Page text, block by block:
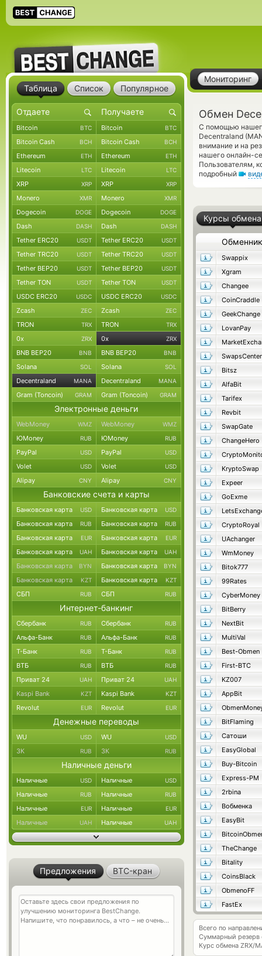
Мониторинг
Обмен
С помощью
Decentraland
внимание и на
нашего онлайн-
Пользователям,
подробный
Курсы обмена
Обменник
Swappix
Xgram
Changee
CoinCraddle
GeekChange
LovanPay
SwapsCenter
Bitsz
AlfaBit
Tarifex
Revbit
SwapGate
ChangeHero
KryptoSwap
Expeer
GoExme
CryptoRoyal
UAchanger
WmMoney
Bitok777
99Rates
CyberMoney
BitBerry
NextBit
MultiVal
Best-Obmen
First-BTC
KZ007
AppBit
BitFlaming
Сатоши
EasyGlobal
Buy-Bitcoin
Express-PM
2rbina
Вобменка
EasyBit
TheChange
Bitality
CoinsBlack
ObmenoFF
FastEx
Всего по
Суммарный резерв
Курс обмена ZRX/
Таблица Список Популярное
Bitcoin BTC Bitcoin BTC
Bitcoin Cash BCH Bitcoin Cash BCH
Ethereum ETH Ethereum ETH
Litecoin LTC Litecoin LTC
XRP XRP XRP XRP
Monero XMR Monero XMR
Dogecoin DOGE Dogecoin DOGE
Dash DASH Dash DASH
Tether ERC20 USDT Tether ERC20 USDT
Tether TRC20 USDT Tether TRC20 USDT
Tether BEP20 USDT Tether BEP20 USDT
Tether TON USDT Tether TON USDT
USDC ERC20 USDC USDC ERC20 USDC
Zcash ZEC Zcash ZEC
TRON TRX TRON TRX
0x ZRX 0x ZRX
BNB BEP20 BNB BNB BEP20 BNB
Solana SOL Solana SOL
Decentraland MANA Decentraland MANA
Gram (Toncoin) GRAM Gram (Toncoin) GRAM
Электронные деньги
WebMoney WMZ WebMoney WMZ
ЮMoney RUB ЮMoney RUB
PayPal USD PayPal USD
Volet USD Volet USD
Alipay CNY Alipay CNY
Банковские счета и карты
Банковская карта USD Банковская карта USD
Банковская карта RUB Банковская карта RUB
Банковская карта EUR Банковская карта EUR
Банковская карта UAH Банковская карта UAH
Банковская карта BYN Банковская карта BYN
Банковская карта KZT Банковская карта KZT
СБП RUB СБП RUB
Интернет-банкинг
Сбербанк RUB Сбербанк RUB
Альфа-Банк RUB Альфа-Банк RUB
Т-Банк RUB Т-Банк RUB
ВТБ RUB ВТБ RUB
Приват 24 UAH Приват 24 UAH
Kaspi Bank KZT Kaspi Bank KZT
Revolut EUR Revolut EUR
Денежные переводы
WU USD WU USD
ЗК RUB ЗК RUB
Наличные деньги
Наличные USD Наличные USD
Наличные RUB Наличные RUB
Наличные EUR Наличные EUR
Наличные UAH Наличные UAH
Предложения BTC-кран